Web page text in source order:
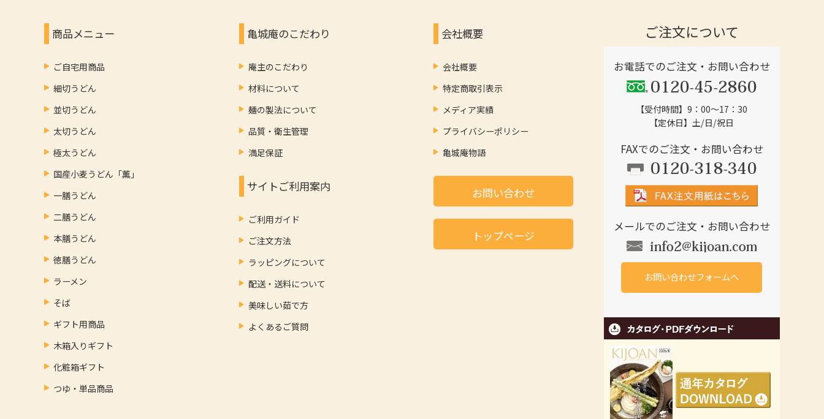
商品メニュー
ご自宅用商品
細切うどん
並切うどん
太切うどん
極太うどん
国産小麦うどん「薫」
一膳うどん
二膳うどん
本膳うどん
徳膳うどん
ラーメン
そば
ギフト用商品
木箱入りギフト
化粧箱ギフト
つゆ・単品商品
亀城庵のこだわり
庵主のこだわり
材料について
麺の製法について
品質・衛生管理
満足保証
サイトご利用案内
ご利用ガイド
ご注文方法
ラッピングについて
配送・送料について
美味しい茹で方
よくあるご質問
会社概要
会社概要
特定商取引表示
メディア実績
プライバシーポリシー
亀城庵物語
お問い合わせ
トップページ
ご注文について
お電話でのご注文・お問い合わせ
【受付時間】9：00～17：30
【定休日】土/日/祝日
FAXでのご注文・お問い合わせ
メールでのご注文・お問い合わせ
お問い合わせフォームへ